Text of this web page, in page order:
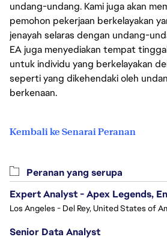
undang-undang. Kami juga akan
pemohon pekerjaan berkelayakan
jenayah selaras dengan undang-
EA juga menyediakan tempat
untuk individu yang berkelayakan
seperti yang dikehendaki oleh
berkenaan.
Kembali ke Senarai Peranan
Peranan yang serupa
Los Angeles - Del Rey, United States of
Senior Data Analyst